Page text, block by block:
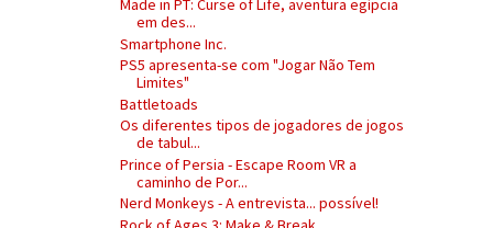
Made in PT: Curse of Life, aventura egípcia
em des...
Smartphone Inc.
PS5 apresenta-se com "Jogar Não Tem
Limites"
Battletoads
Os diferentes tipos de jogadores de jogos
de tabul...
Prince of Persia - Escape Room VR a
caminho de Por...
Nerd Monkeys - A entrevista... possível!